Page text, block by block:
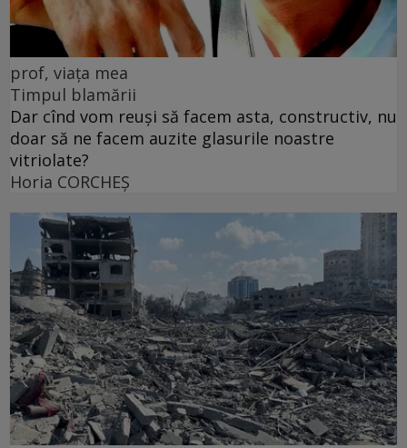
prof, viața mea
Timpul blamării
Dar cînd vom reuși să facem asta, constructiv, nu
doar să ne facem auzite glasurile noastre
vitriolate?
Horia CORCHEŞ